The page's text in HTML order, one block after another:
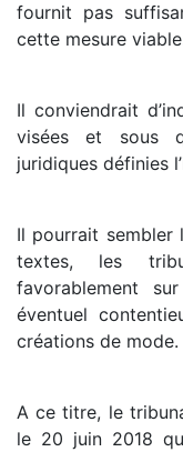
fournit pas
cette mesure
Il conviendrait
visées et sous
juridiques définies
Il pourrait sembler
textes, les
favorablement
éventuel
créations de mode.
A ce titre, le
le 20 juin 2018